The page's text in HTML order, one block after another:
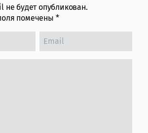
не будет опубликован.
помечены *